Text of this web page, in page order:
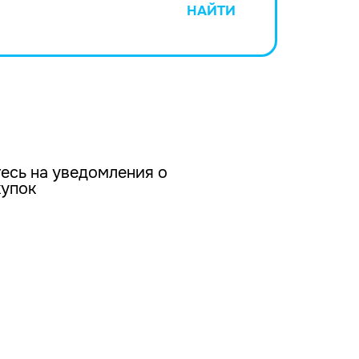
НАЙТИ
на уведомления о